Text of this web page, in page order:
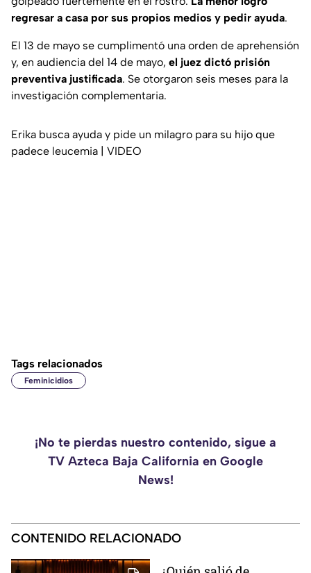
regresar a casa por sus propios medios y pedir ayuda.
El 13 de mayo se cumplimentó una orden de aprehensión
y, en audiencia del 14 de mayo, el juez dictó prisión
preventiva justificada. Se otorgaron seis meses para la
investigación complementaria.
Erika busca ayuda y pide un milagro para su hijo que
padece leucemia | VIDEO
Tags relacionados
Feminicidios
¡No te pierdas nuestro contenido, sigue a
TV Azteca Baja California en Google
News!
CONTENIDO RELACIONADO